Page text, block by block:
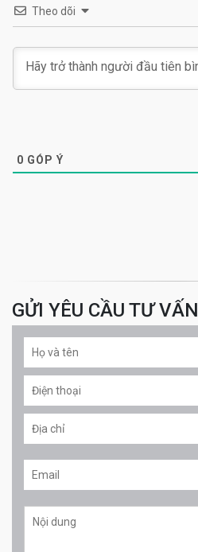
Theo dõi
0 GÓP Ý
GỬI YÊU CẦU TƯ VẤN